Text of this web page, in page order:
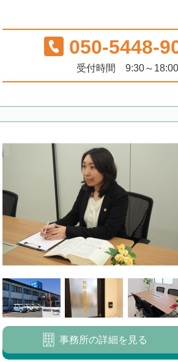
050-5448-
受付時間 9:30～18:00
事務所の詳細を見る